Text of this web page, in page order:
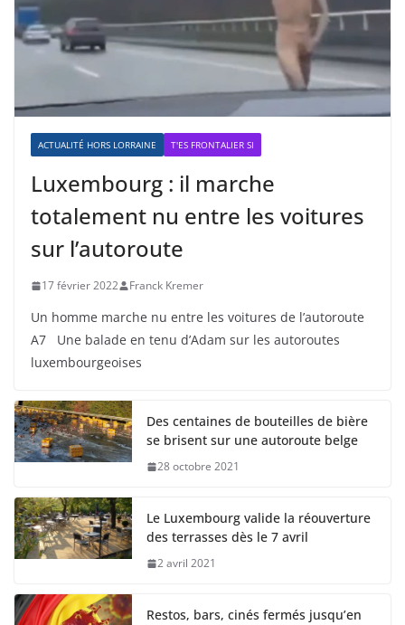
ACTUALITÉ HORS LORRAINE T'ES FRONTALIER SI
Luxembourg : il marche
totalement nu entre les voitures
sur l’autoroute
17 février 2022 Franck Kremer
Un homme marche nu entre les voitures de l’autoroute
A7 Une balade en tenu d’Adam sur les autoroutes
luxembourgeoises
Des centaines de bouteilles de bière
se brisent sur une autoroute belge
28 octobre 2021
Le Luxembourg valide la réouverture
des terrasses dès le 7 avril
2 avril 2021
Restos, bars, cinés fermés jusqu’en